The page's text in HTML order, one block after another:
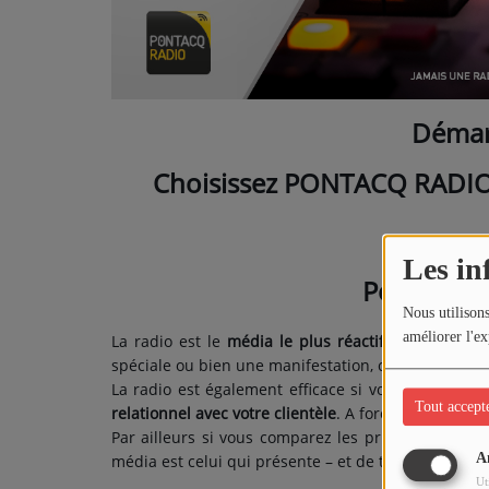
Les
Nous
améliorer
Tout
VENEZ DANS LE PUBLIC !
VIDÉOS | L’ŒIL DE L'OIE
VIDÉOS | JEUX
PARTENAIRES
Choisissez PONTACQ
Pourquoi
La radio est le média le plus réactif
. Lorsque
spéciale ou bien une manifestation, ce support
La radio est également efficace si vous souhaitez
relationnel avec votre clientèle. A force de
Par ailleurs si vous comparez les prix entre
média est celui qui présente – et de très loin - le